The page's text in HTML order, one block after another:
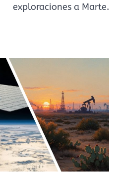
exploraciones a Marte.